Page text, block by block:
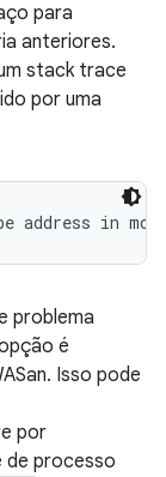
para
anteriores.
stack trace
por uma
address in
problema
é
Isso pode
por
de processo